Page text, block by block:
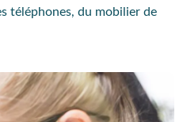
téléphones, du mobilier de